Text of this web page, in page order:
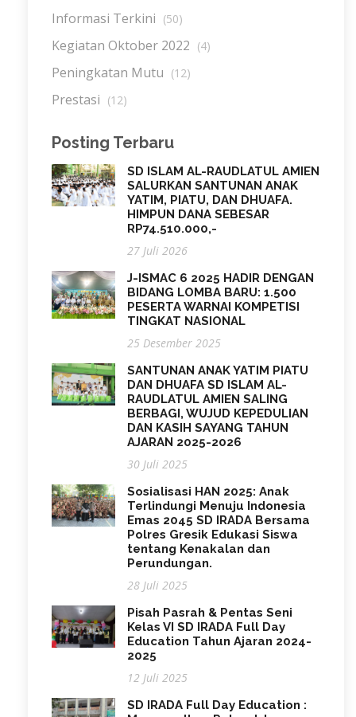
Informasi Terkini (50)
Kegiatan Oktober 2022 (4)
Peningkatan Mutu (12)
Prestasi (12)
Posting Terbaru
SD ISLAM AL-RAUDLATUL AMIEN
SALURKAN SANTUNAN ANAK
YATIM, PIATU, DAN DHUAFA.
HIMPUN DANA SEBESAR
RP74.510.000,-
27 Juli 2026
J-ISMAC 6 2025 HADIR DENGAN
BIDANG LOMBA BARU: 1.500
PESERTA WARNAI KOMPETISI
TINGKAT NASIONAL
25 Desember 2025
SANTUNAN ANAK YATIM PIATU
DAN DHUAFA SD ISLAM AL-
RAUDLATUL AMIEN SALING
BERBAGI, WUJUD KEPEDULIAN
DAN KASIH SAYANG TAHUN
AJARAN 2025-2026
30 Juli 2025
Sosialisasi HAN 2025: Anak
Terlindungi Menuju Indonesia
Emas 2045 SD IRADA Bersama
Polres Gresik Edukasi Siswa
tentang Kenakalan dan
Perundungan.
28 Juli 2025
Pisah Pasrah & Pentas Seni
Kelas VI SD IRADA Full Day
Education Tahun Ajaran 2024-
2025
12 Juli 2025
SD IRADA Full Day Education :